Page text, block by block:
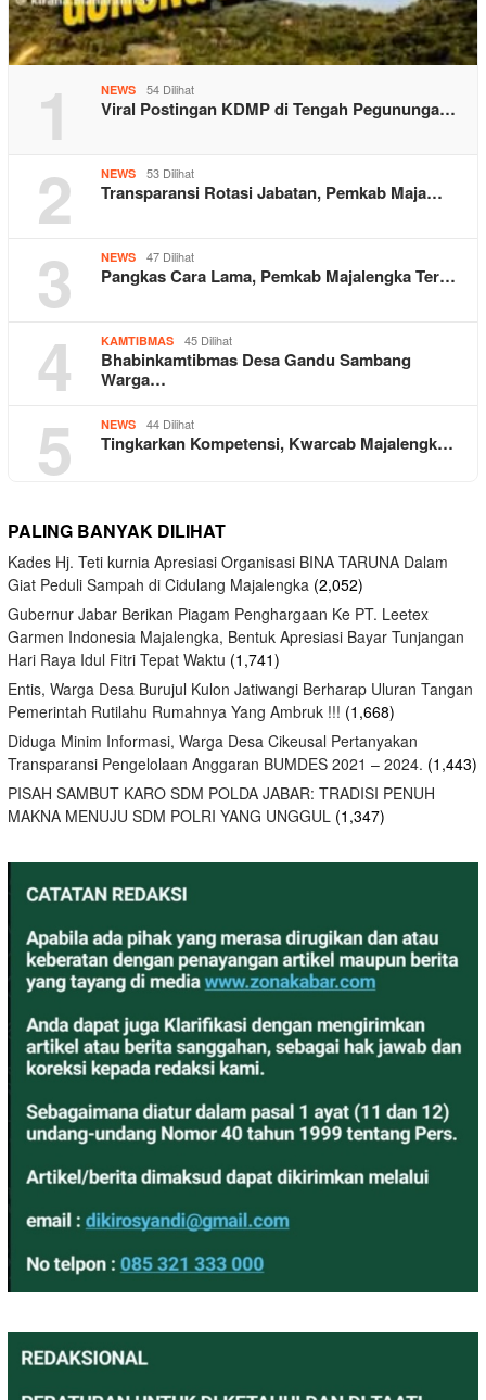
1 NEWS 54 Dilihat
Viral Postingan KDMP di Tengah Pegununga…
2 NEWS 53 Dilihat
Transparansi Rotasi Jabatan, Pemkab Maja…
3 NEWS 47 Dilihat
Pangkas Cara Lama, Pemkab Majalengka Ter…
4 KAMTIBMAS 45 Dilihat
Bhabinkamtibmas Desa Gandu Sambang
Warga…
5 NEWS 44 Dilihat
Tingkarkan Kompetensi, Kwarcab Majalengk…
PALING BANYAK DILIHAT
Kades Hj. Teti kurnia Apresiasi Organisasi BINA TARUNA Dalam
Giat Peduli Sampah di Cidulang Majalengka (2,052)
Gubernur Jabar Berikan Piagam Penghargaan Ke PT. Leetex
Garmen Indonesia Majalengka, Bentuk Apresiasi Bayar Tunjangan
Hari Raya Idul Fitri Tepat Waktu (1,741)
Entis, Warga Desa Burujul Kulon Jatiwangi Berharap Uluran Tangan
Pemerintah Rutilahu Rumahnya Yang Ambruk !!! (1,668)
Diduga Minim Informasi, Warga Desa Cikeusal Pertanyakan
Transparansi Pengelolaan Anggaran BUMDES 2021 – 2024. (1,443)
PISAH SAMBUT KARO SDM POLDA JABAR: TRADISI PENUH
MAKNA MENUJU SDM POLRI YANG UNGGUL (1,347)